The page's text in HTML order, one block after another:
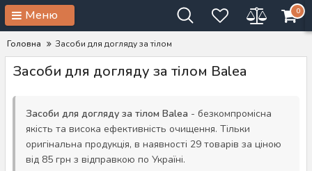
Меню 0
Головна Засоби для догляду за тілом
Засоби для догляду за тілом Balea
Засоби для догляду за тілом Balea - безкомпромісна
якість та висока ефективність очищення. Тільки
оригінальна продукція, в наявності 29 товарів за ціною
від 85 грн з відправкою по Україні.